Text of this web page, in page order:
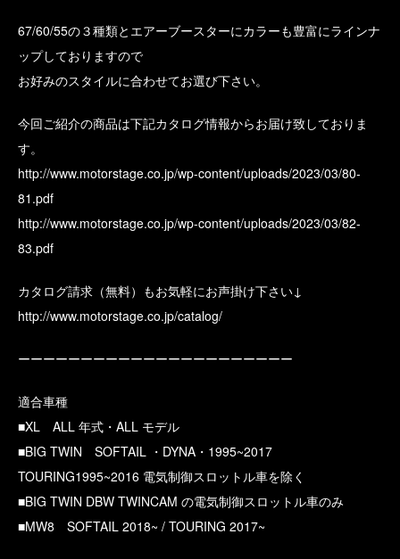
67/60/55の３種類とエアーブースターにカラーも豊富にラインナ
ップしておりますので
お好みのスタイルに合わせてお選び下さい。
今回ご紹介の商品は下記カタログ情報からお届け致しておりま
す。
http://www.motorstage.co.jp/wp-content/uploads/2023/03/80-
81.pdf
http://www.motorstage.co.jp/wp-content/uploads/2023/03/82-
83.pdf
カタログ請求（無料）もお気軽にお声掛け下さい↓
http://www.motorstage.co.jp/catalog/
ーーーーーーーーーーーーーーーーーーーーーー
適合車種
■XL ALL 年式・ALL モデル
■BIG TWIN SOFTAIL ・DYNA・1995~2017
TOURING1995~2016 電気制御スロットル車を除く
■BIG TWIN DBW TWINCAM の電気制御スロットル車のみ
■MW8 SOFTAIL 2018~ / TOURING 2017~